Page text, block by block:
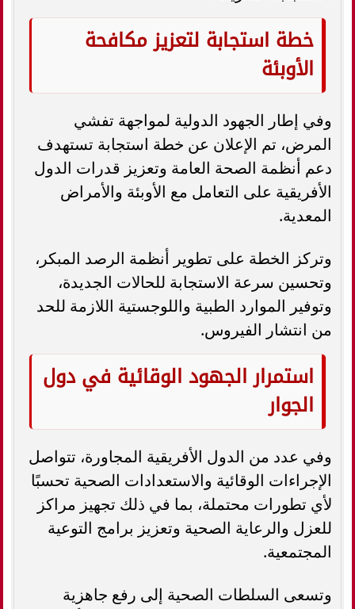
خطة استجابة لتعزيز مكافحة
الأوبئة
وفي إطار الجهود الدولية لمواجهة تفشي
المرض، تم الإعلان عن خطة استجابة تستهدف
دعم أنظمة الصحة العامة وتعزيز قدرات الدول
الأفريقية على التعامل مع الأوبئة والأمراض
المعدية.
وتركز الخطة على تطوير أنظمة الرصد المبكر،
وتحسين سرعة الاستجابة للحالات الجديدة،
وتوفير الموارد الطبية واللوجستية اللازمة للحد
من انتشار الفيروس.
استمرار الجهود الوقائية في دول
الجوار
وفي عدد من الدول الأفريقية المجاورة، تتواصل
الإجراءات الوقائية والاستعدادات الصحية تحسبًا
لأي تطورات محتملة، بما في ذلك تجهيز مراكز
للعزل والرعاية الصحية وتعزيز برامج التوعية
المجتمعية.
وتسعى السلطات الصحية إلى رفع جاهزية